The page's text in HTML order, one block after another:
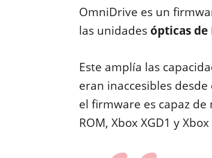
OmniDrive es un
las unidadesópticas de
Este amplía las
eran inaccesibles
el firmware es capaz de
ROM, Xbox XGD1 y